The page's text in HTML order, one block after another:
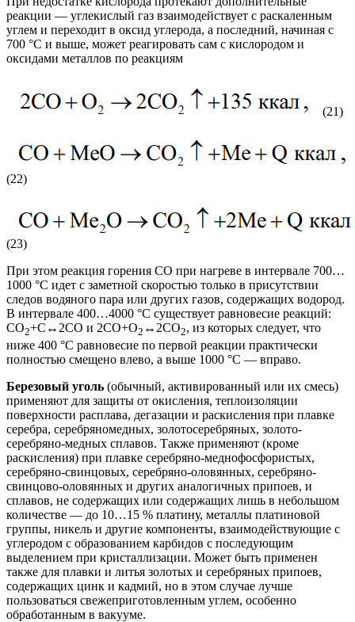
реакции — углекислый газ взаимодействует с раскаленным
углем и переходит в оксид углерода, а последний, начиная с
700 °С и выше, может реагировать сам с кислородом и
оксидами металлов по реакциям
(21)
(22)
(23)
При этом реакция горения СО при нагреве в интервале 700…
1000 °С идет с заметной скоростью только в присутствии
следов водяного пара или других газов, содержащих водород.
В интервале 400…4000 °С существует равновесие реакций:
СО2+С↔2CO и 2СО+О2 ↔2СО2, из которых следует, что
ниже 400 °С равновесие по первой реакции практически
полностью смещено влево, а выше 1000 °С — вправо.
Березовый уголь (обычный, активированный или их смесь)
применяют для защиты от окисления, теплоизоляции
поверхности расплава, дегазации и раскисления при плавке
серебра, серебряномедных, золотосеребряных, золото-
серебряно-медных сплавов. Также применяют (кроме
раскисления) при плавке серебряно-меднофосфористых,
серебряно-свинцовых, серебряно-оловянных, серебряно-
свинцово-оловянных и других аналогичных припоев, и
сплавов, не содержащих или содержащих лишь в небольшом
количестве — до 10…15 % платину, металлы платиновой
группы, никель и другие компоненты, взаимодействующие с
углеродом с образованием карбидов с последующим
выделением при кристаллизации. Может быть применен
также для плавки и литья золотых и серебряных припоев,
содержащих цинк и кадмий, но в этом случае лучше
пользоваться свежеприготовленным углем, особенно
обработанным в вакууме.